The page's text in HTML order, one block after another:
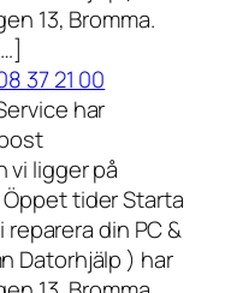
13, Bromma.
37 21 00
har
vi ligger på
Öppet tider Starta
din PC &
Datorhjälp ) har